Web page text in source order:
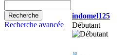
Recherche avancée
indomel125
Débutant